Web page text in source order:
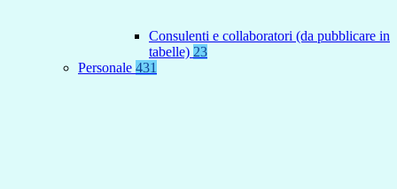
Consulenti e collaboratori (da pubblicare in
tabelle) 23
Personale 431